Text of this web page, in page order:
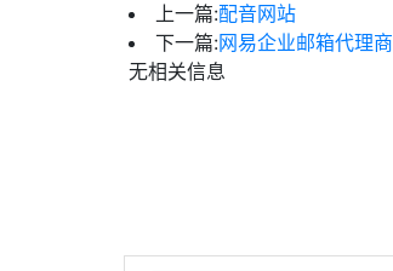
上一篇:配音网站
下一篇:网易企业邮箱代理商
无相关信息